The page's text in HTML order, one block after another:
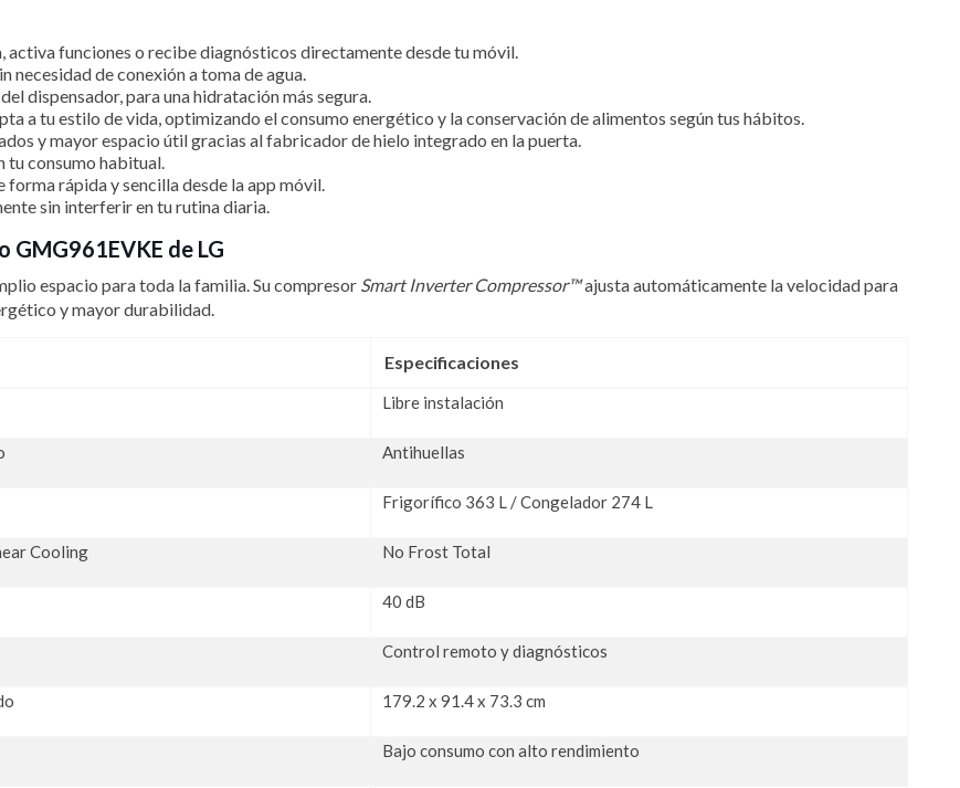
activa funciones o recibe diagnósticos directamente desde tu móvil.
necesidad de conexión a toma de agua.
dispensador, para una hidratación más segura.
a tu estilo de vida, optimizando el consumo energético y la conservación de alimentos según tus hábitos.
y mayor espacio útil gracias al fabricador de hielo integrado en la puerta.
tu consumo habitual.
rápida y sencilla desde la app móvil.
sin interferir en tu rutina diaria.
de LG
espacio para toda la familia. Su compresor Smart Inverter Compressor™ajusta automáticamente la velocidad para
y mayor durabilidad.
Especificaciones
Libre instalación
Antihuellas
Frigorífico 363 L / Congelador 274 L
Cooling No Frost Total
40 dB
Control remoto y diagnósticos
179.2 x 91.4 x 73.3 cm
Bajo consumo con alto rendimiento